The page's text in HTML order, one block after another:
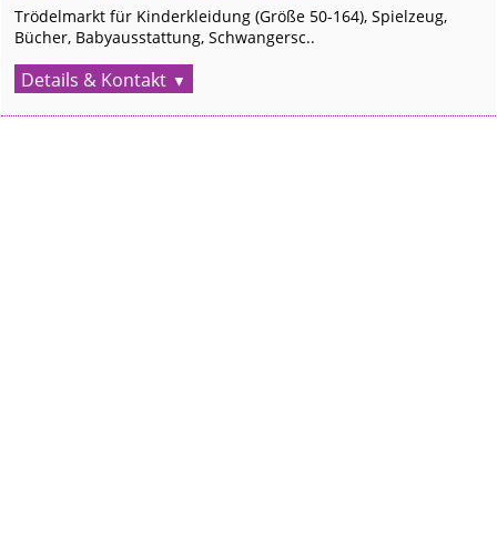
Trödelmarkt für Kinderkleidung (Größe 50-164), Spielzeug,
Bücher, Babyausstattung, Schwangersc..
Details & Kontakt